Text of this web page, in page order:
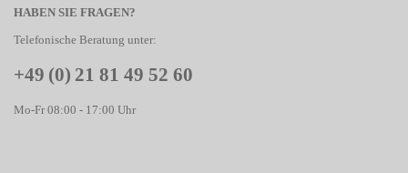
HABEN SIE FRAGEN?
Telefonische Beratung unter:
+49 (0) 21 81 49 52 60
Mo-Fr 08:00 - 17:00 Uhr